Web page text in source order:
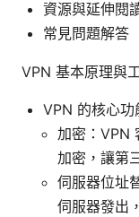
資源與延伸閱
常見問題解答
VPN 基本原理與
VPN 的核心功
加密：VPN
加密，讓第
伺服器位址
伺服器發出